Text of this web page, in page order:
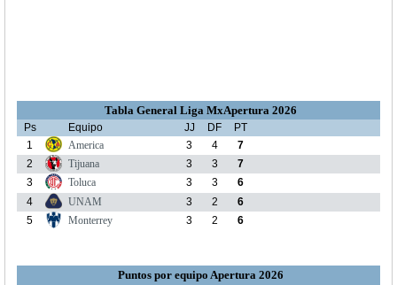
Tabla General Liga MxApertura 2026
Ps Equipo JJ DF
PT
1
America 3 4
7
2
Tijuana 3 3
7
3
Toluca 3 3
6
4
UNAM 3 2
6
5
Monterrey 3 2 6
Puntos por equipo Apertura 2026